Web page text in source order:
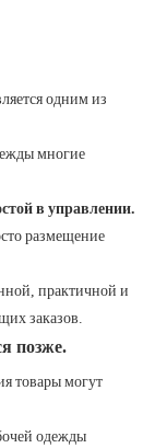
одним из
многие
в управлении.
размещение
практичной и
заказов.
позже.
товары могут
одежды